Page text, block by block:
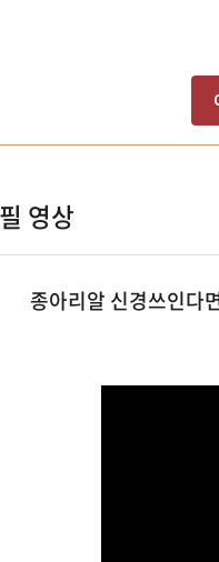
영상
종아리알 신경쓰인다